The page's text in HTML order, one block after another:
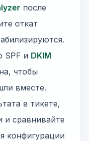
после
откат
SPF и DKIM
чтобы
вместе.
в тикете,
и сравнивайте
конфигурации